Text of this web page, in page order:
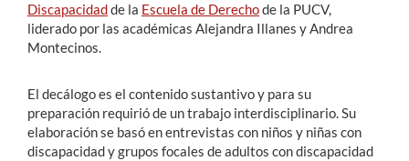
Discapacidadde la Escuela de Derechode la PUCV,
liderado por las académicas Alejandra Illanes y Andrea
Montecinos.
El decálogo es el contenido sustantivo y para su
preparación requirió de un trabajo interdisciplinario. Su
elaboración se basó en entrevistas con niños y niñas con
discapacidad y grupos focales de adultos con discapacidad